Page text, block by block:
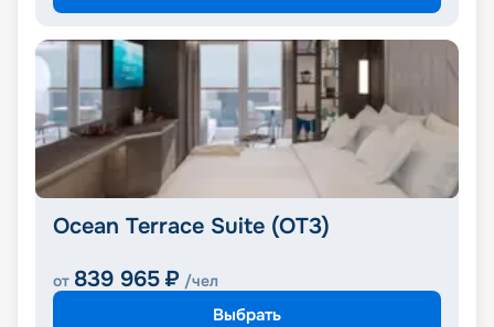
Ocean Terrace Suite (OT3)
от 839 965 ₽ /чел
Выбрать